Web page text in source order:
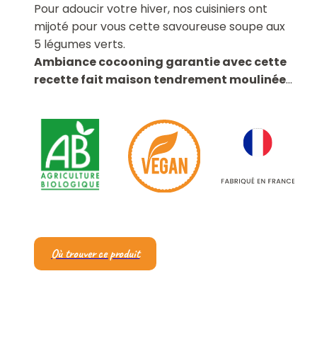
Pour adoucir votre hiver, nos cuisiniers ont
mijoté pour vous cette savoureuse soupe aux
5 légumes verts.
Ambiance cocooning garantie avec cette
recette fait maison tendrement moulinée…
Où trouver ce produit